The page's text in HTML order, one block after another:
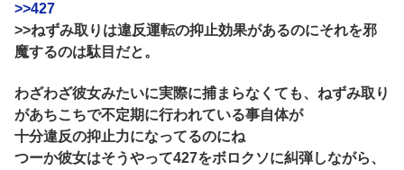
>>427
>>ねずみ取りは違反運転の抑止効果があるのにそれを邪
魔するのは駄目だと。
わざわざ彼女みたいに実際に捕まらなくても、ねずみ取り
があちこちで不定期に行われている事自体が
十分違反の抑止力になってるのにね
つーか彼女はそうやって427をボロクソに糾弾しながら、